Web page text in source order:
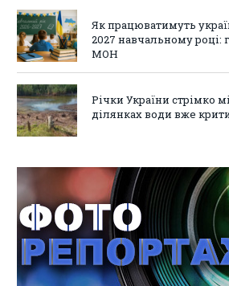
Як працюватимуть
2027 навчальному році:
МОН
Річки України стрімко
ділянках води вже